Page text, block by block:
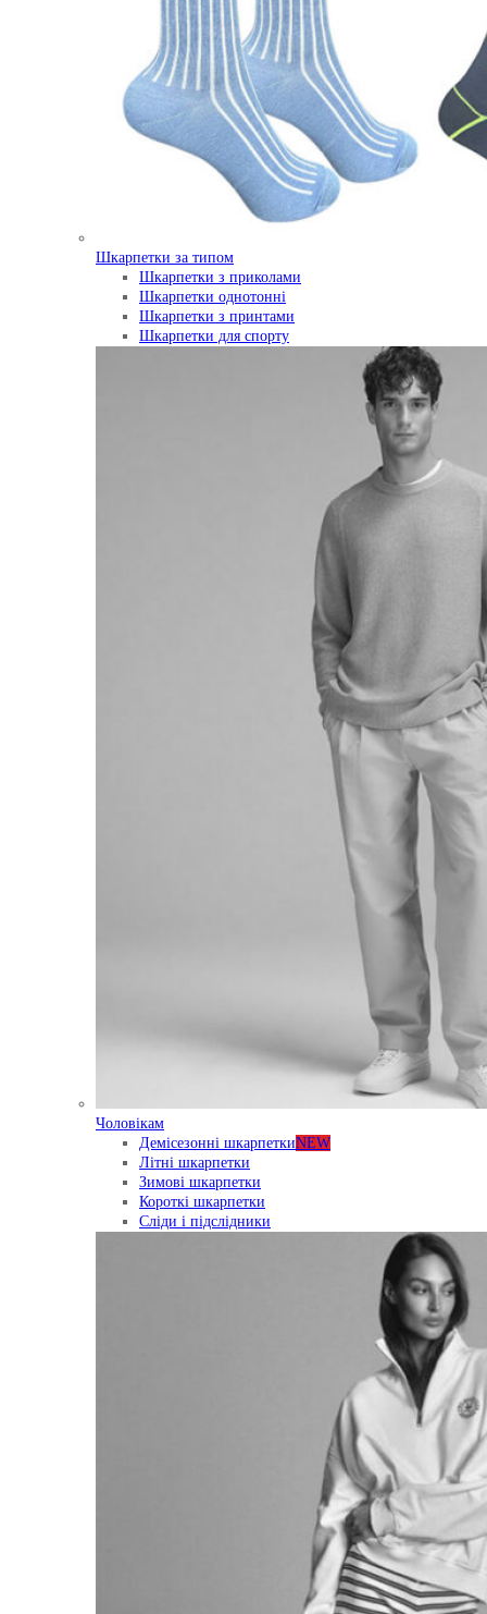
Шкарпетки за типом
Шкарпетки з приколами
Шкарпетки однотонні
Шкарпетки з принтами
Шкарпетки для спорту
Чоловікам
Демісезонні шкарпеткиNEW
Літні шкарпетки
Зимові шкарпетки
Короткі шкарпетки
Сліди і підслідники